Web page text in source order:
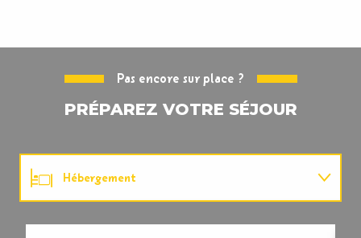
Pas encore sur place ?
PRÉPAREZ VOTRE SÉJOUR
Hébergement
Restauration